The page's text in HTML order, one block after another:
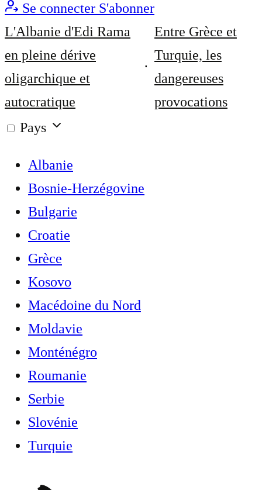
Se connecter S'abonner
L'Albanie d'Edi Rama
en pleine dérive
oligarchique et
autocratique
Entre Grèce et
Turquie, les
dangereuses
provocations
Pays
Albanie
Bosnie-Herzégovine
Bulgarie
Croatie
Grèce
Kosovo
Macédoine du Nord
Moldavie
Monténégro
Roumanie
Serbie
Slovénie
Turquie